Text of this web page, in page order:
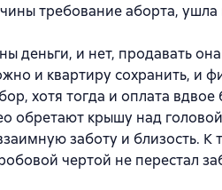
требование аборта, ушла
и нет, продавать
и квартиру сохранить, и
хотя тогда и оплата
обретают крышу над
заботу и близость. К
чертой не перестал